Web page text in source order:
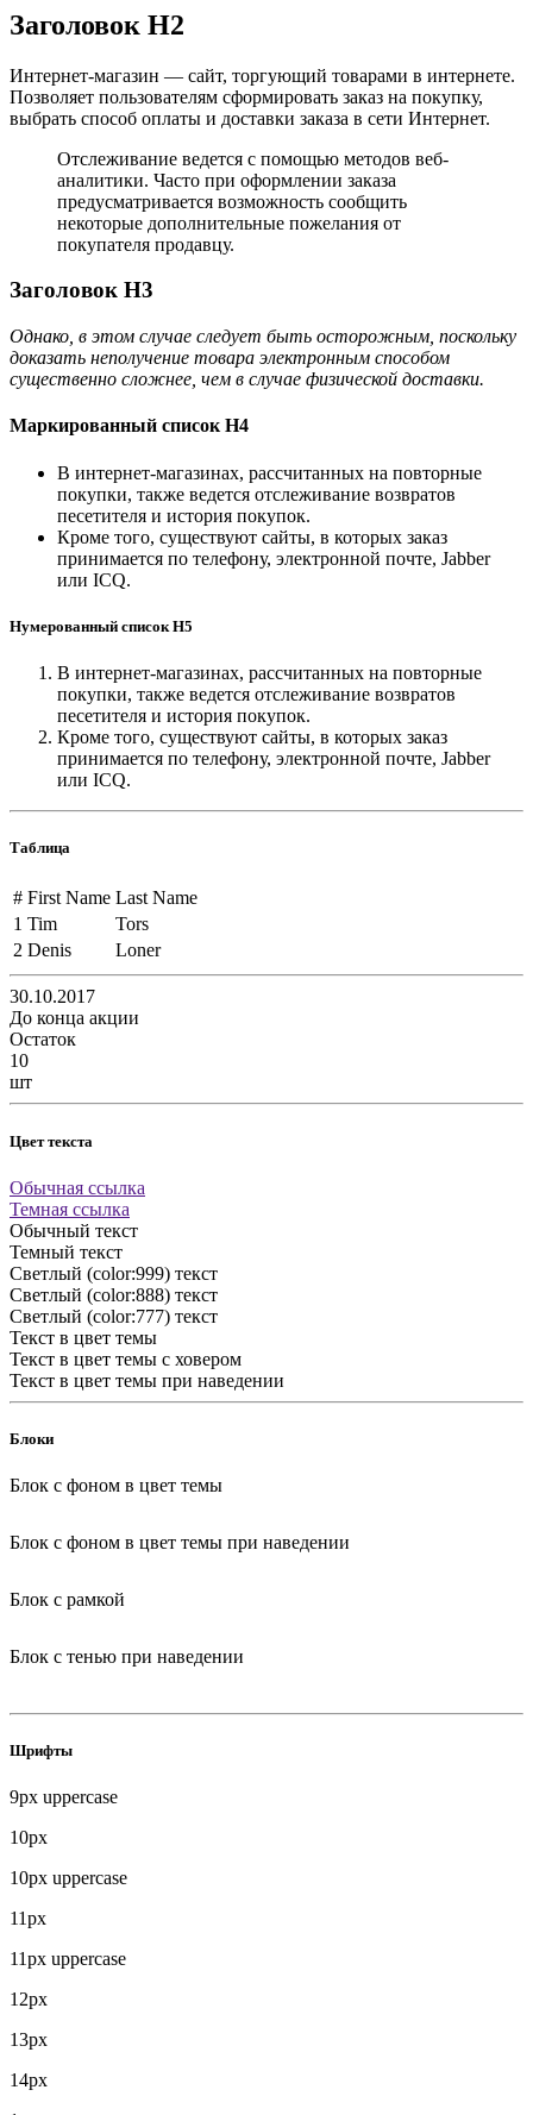
Заголовок H2
Интернет-магазин — сайт, торгующий товарами в интернете.
Позволяет пользователям сформировать заказ на покупку,
выбрать способ оплаты и доставки заказа в сети Интернет.
Отслеживание ведется с помощью методов веб-
аналитики. Часто при оформлении заказа
предусматривается возможность сообщить
некоторые дополнительные пожелания от
покупателя продавцу.
Заголовок H3
Однако, в этом случае следует быть осторожным, поскольку
доказать неполучение товара электронным способом
существенно сложнее, чем в случае физической доставки.
Маркированный список H4
В интернет-магазинах, рассчитанных на повторные
покупки, также ведется отслеживание возвратов
песетителя и история покупок.
Кроме того, существуют сайты, в которых заказ
принимается по телефону, электронной почте, Jabber
или ICQ.
Нумерованный список H5
В интернет-магазинах, рассчитанных на повторные
покупки, также ведется отслеживание возвратов
песетителя и история покупок.
Кроме того, существуют сайты, в которых заказ
принимается по телефону, электронной почте, Jabber
или ICQ.
Таблица
# First Name Last Name
1 Tim
Tors
2 Denis Loner
30.10.2017
До конца акции
Остаток
10
шт
Цвет текста
Обычная ссылка
Темная ссылка
Обычный текст
Темный текст
Светлый (color:999) текст
Светлый (color:888) текст
Светлый (color:777) текст
Текст в цвет темы
Текст в цвет темы с ховером
Текст в цвет темы при наведении
Блоки
Блок с фоном в цвет темы
Блок с фоном в цвет темы при наведении
Блок с рамкой
Блок с тенью при наведении
Шрифты
9px uppercase
10px
10px uppercase
11px
11px uppercase
12px
13px
14px